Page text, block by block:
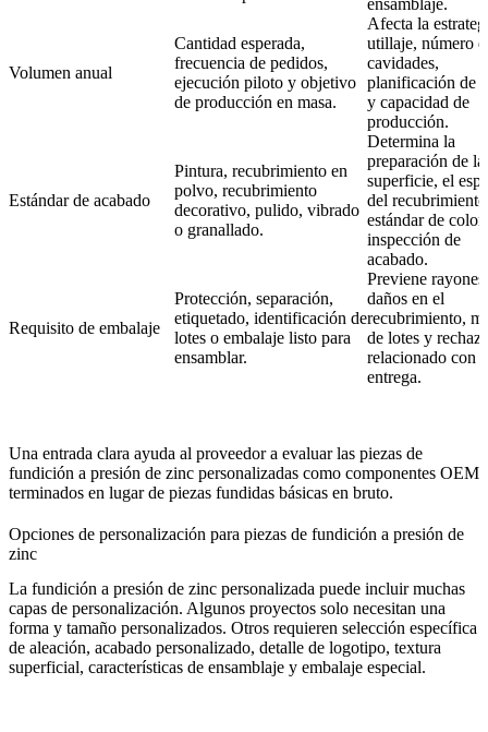
ensamblaje.
Volumen anual
Cantidad esperada,
frecuencia de pedidos,
ejecución piloto y objetivo
de producción en masa.
Afecta la
utillaje, número
cavidades,
planificación de
y capacidad de
producción.
Estándar de acabado
Pintura, recubrimiento en
polvo, recubrimiento
decorativo, pulido, vibrado
o granallado.
Determina la
preparación de la
superficie, el
del
estándar de
inspección de
acabado.
Requisito de embalaje
Protección, separación,
etiquetado, identificación de
lotes o embalaje listo para
ensamblar.
Previene rayones,
daños en el
recubrimiento,
de lotes y
relacionado con
entrega.
Una entrada clara ayuda al proveedor a evaluar las piezas de
fundición a presión de zinc personalizadas como componentes OEM
terminados en lugar de piezas fundidas básicas en bruto.
Opciones de personalización para piezas de fundición a presión de
zinc
La fundición a presión de zinc personalizada puede incluir muchas
capas de personalización. Algunos proyectos solo necesitan una
forma y tamaño personalizados. Otros requieren selección específica
de aleación, acabado personalizado, detalle de logotipo, textura
superficial, características de ensamblaje y embalaje especial.